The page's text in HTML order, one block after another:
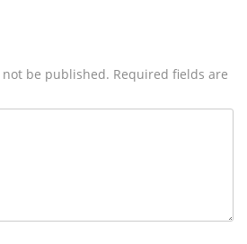
be published. Required fields are